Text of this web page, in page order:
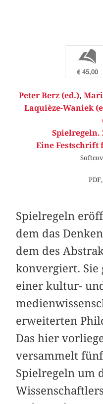
b
€ 45,00
Peter Berz (ed.),
Laquièze-Waniek
Spielregeln.
Eine Festschrift
Spielregeln
dem das
dem des
konvergiert. Sie
einer kultur-
erweiterten
Das hier
versammelt
Spielregeln um